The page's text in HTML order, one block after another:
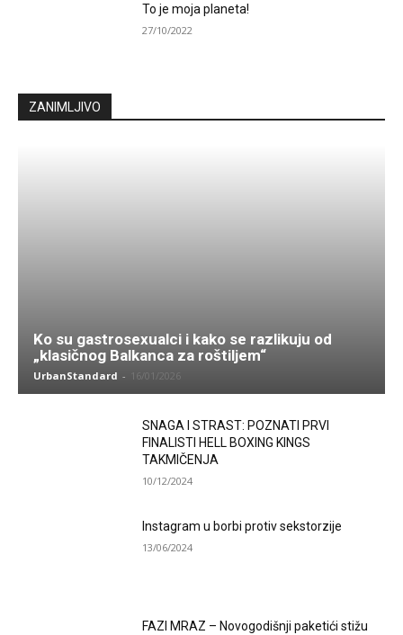
To je moja planeta!
27/10/2022
ZANIMLJIVO
Ko su gastrosexualci i kako se razlikuju od
„klasičnog Balkanca za roštiljem“
UrbanStandard - 16/01/2026
SNAGA I STRAST: POZNATI PRVI
FINALISTI HELL BOXING KINGS
TAKMIČENJA
10/12/2024
Instagram u borbi protiv sekstorzije
13/06/2024
FAZI MRAZ – Novogodišnji paketići stižu